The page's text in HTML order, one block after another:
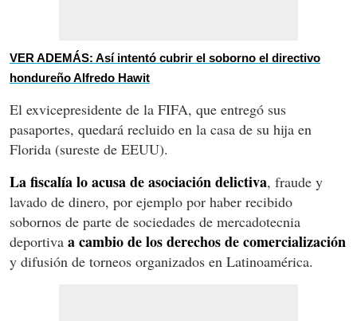
VER ADEMÁS: Así intentó cubrir el soborno el directivo
hondureño Alfredo Hawit
El exvicepresidente de la FIFA, que entregó sus
pasaportes, quedará recluido en la casa de su hija en
Florida (sureste de EEUU).
La fiscalía lo acusa de asociación delictiva, fraude y
lavado de dinero, por ejemplo por haber recibido
sobornos de parte de sociedades de mercadotecnia
deportiva a cambio de los derechos de comercialización
y difusión de torneos organizados en Latinoamérica.